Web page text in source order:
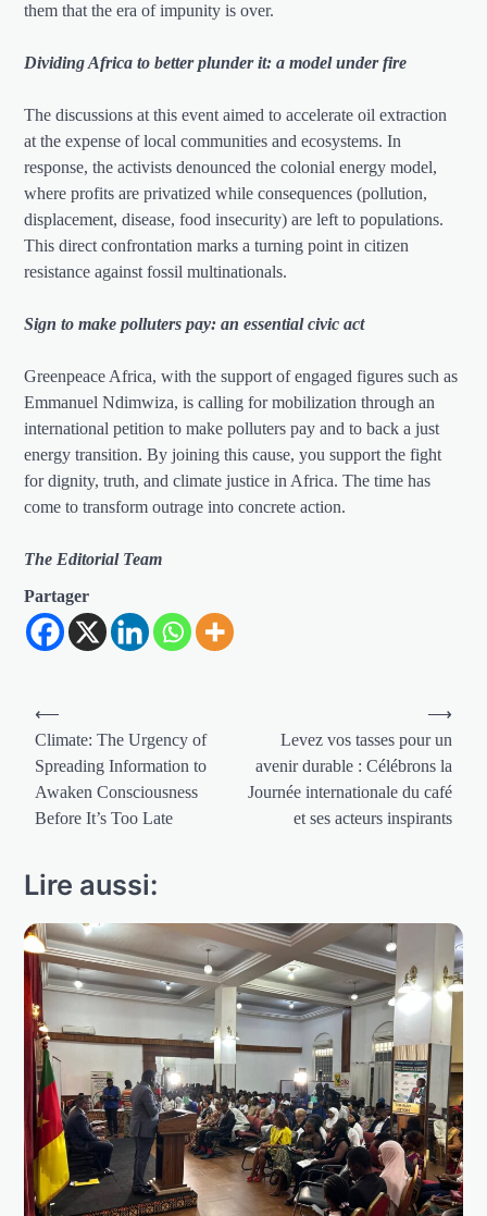
them that the era of impunity is over.
Dividing Africa to better plunder it: a model under fire
The discussions at this event aimed to accelerate oil extraction
at the expense of local communities and ecosystems. In
response, the activists denounced the colonial energy model,
where profits are privatized while consequences (pollution,
displacement, disease, food insecurity) are left to populations.
This direct confrontation marks a turning point in citizen
resistance against fossil multinationals.
Sign to make polluters pay: an essential civic act
Greenpeace Africa, with the support of engaged figures such as
Emmanuel Ndimwiza, is calling for mobilization through an
international petition to make polluters pay and to back a just
energy transition. By joining this cause, you support the fight
for dignity, truth, and climate justice in Africa. The time has
come to transform outrage into concrete action.
The Editorial Team
Partager
Navigation
de
l’article
⟵
Climate: The Urgency of
Spreading Information to
Awaken Consciousness
Before It’s Too Late
Levez vos tasses pour un
avenir durable : Célébrons la
Journée internationale du café
et ses acteurs inspirants
⟶
Lire aussi: